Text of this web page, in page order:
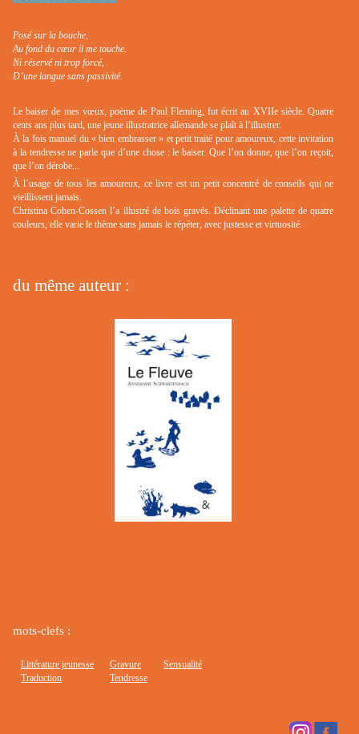
Posé sur la bouche,
Au fond du cœur il me touche.
Ni réservé ni trop forcé,
D’une langue sans passivité.
Le baiser de mes vœux, poème de Paul Fleming, fut écrit au XVIIe siècle. Quatre
cents ans plus tard, une jeune illustratrice allemande se plaît à l’illustrer.
À la fois manuel du « bien embrasser » et petit traité pour amoureux, cette invitation
à la tendresse ne parle que d’une chose : le baiser. Que l’on donne, que l’on reçoit,
que l’on dérobe...
À l’usage de tous les amoureux, ce livre est un petit concentré de conseils qui ne
vieillissent jamais.
Christina Cohen-Cossen l’a illustré de bois gravés. Déclinant une palette de quatre
couleurs, elle varie le thème sans jamais le répéter, avec justesse et virtuosité.
du même auteur :
mots-clefs :
Littérature jeunesse
Traduction
Gravure
Tendresse
Sensualité